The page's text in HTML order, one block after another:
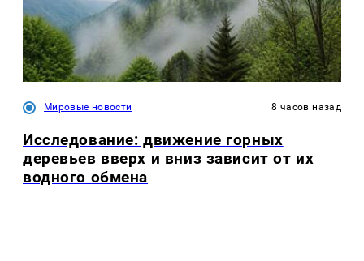
Мировые новости 8 часов назад
Исследование: движение горных
деревьев вверх и вниз зависит от их
водного обмена